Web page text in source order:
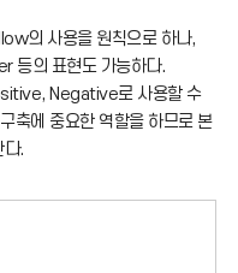
의 사용을 원칙으로 하나,
등의 표현도 가능하다.
Negative로 사용할 수
축에 중요한 역할을 하므로 본
다.